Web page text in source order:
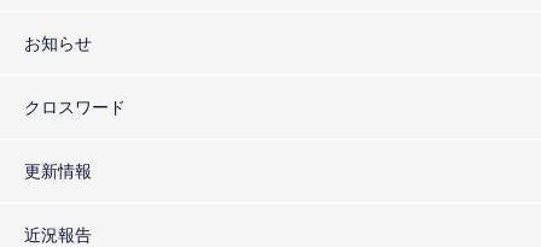
お知らせ
クロスワード
更新情報
近況報告